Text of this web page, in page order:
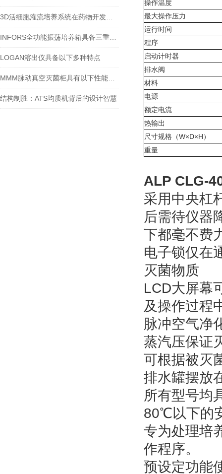
LOGAN溶出仪具备以下多种特点
结构制胜：ATS均质机背后的设计智慧
操作温度
最大操作压力
运行时间
程序
启动计时器
排水阀
材料
电源
额定电流
热输出
尺寸规格（W×D×H）
重量
ALP CLG-
采用中央杠
后需待仪器
下都毫不费
电子锁仅在
灭菌物质
LCD大屏幕
及操作过程
脉冲空气净
蒸汽压保证
可根据被灭
排水罐摆放
所有型号均
80℃以下的
专为处理培
作程序。
预设定功能